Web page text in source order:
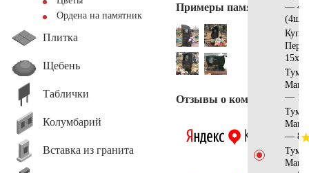
Ордена на памятник
Плитка
Щебень
Таблички
Колумбарий
Вставка из гранита
Примеры памятников
Отзывы о компании
—
(4шт)
—
—